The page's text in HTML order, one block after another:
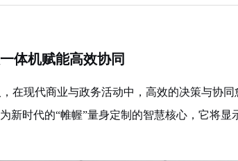
体机赋能高效协同
在现代商业与政务活动中，高效的决策与协
新时代的“帷幄”量身定制的智慧核心，它将显